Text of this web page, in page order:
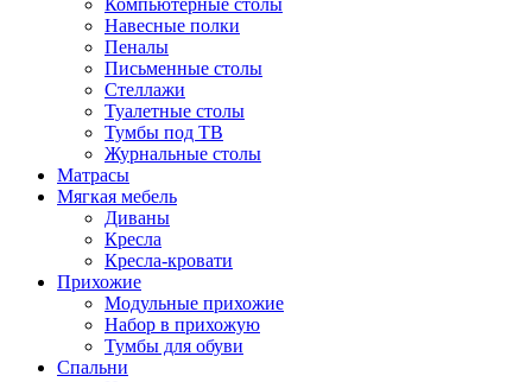
Компьютерные столы
Навесные полки
Пеналы
Письменные столы
Стеллажи
Туалетные столы
Тумбы под ТВ
Журнальные столы
Матрасы
Мягкая мебель
Диваны
Кресла
Кресла-кровати
Прихожие
Модульные прихожие
Набор в прихожую
Тумбы для обуви
Спальни